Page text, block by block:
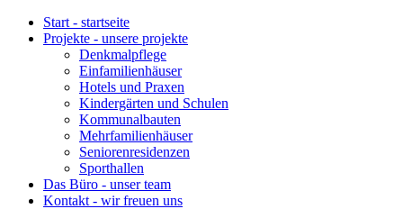
Start - startseite
Projekte - unsere projekte
Denkmalpflege
Einfamilienhäuser
Hotels und Praxen
Kindergärten und Schulen
Kommunalbauten
Mehrfamilienhäuser
Seniorenresidenzen
Sporthallen
Das Büro - unser team
Kontakt - wir freuen uns